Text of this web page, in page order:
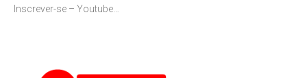
Inscrever-se – Youtube…